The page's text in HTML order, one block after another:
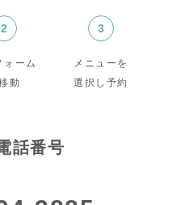
2
ォーム
動
3
メニューを
選択し予約
話番号